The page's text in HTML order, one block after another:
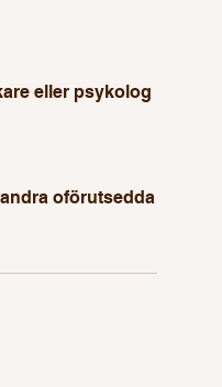
eller psykolog
oförutsedda